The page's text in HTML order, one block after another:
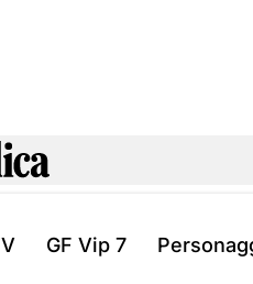
GF Vip 7